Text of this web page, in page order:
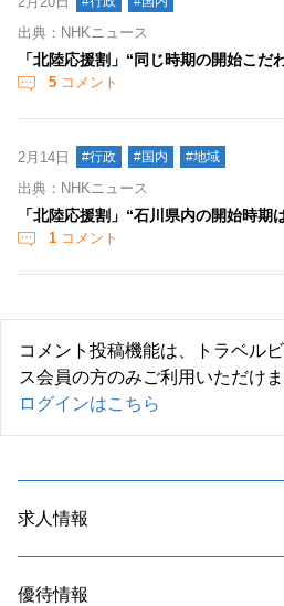
出典：NHKニュース
「北陸応援割」“同じ時期の開始こだ
5 コメント
2月14日 #行政 #国内 #地域
出典：NHKニュース
「北陸応援割」“石川県内の開始時期
1 コメント
コメント投稿機能は、トラベル
ス会員の方のみご利用いただけま
ログインはこちら
求人情報
優待情報